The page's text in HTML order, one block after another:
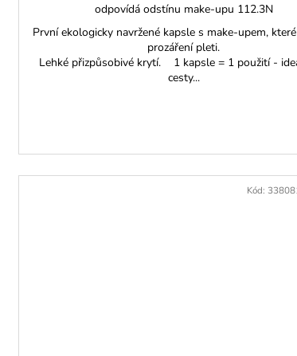
odpovídá odstínu make-upu 112.3N
První ekologicky navržené kapsle s make-upem,
prozáření pleti.
Lehké přizpůsobivé krytí. 1 kapsle = 1 použití -
cesty...
Kód: